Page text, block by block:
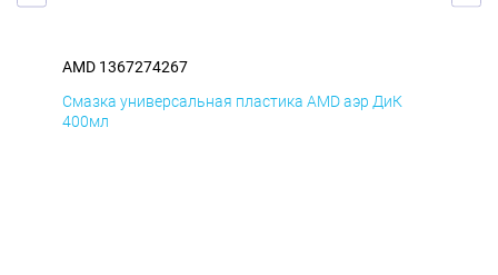
AMD 1367274267
Смазка универсальная пластика AMD аэр ДиК
400мл